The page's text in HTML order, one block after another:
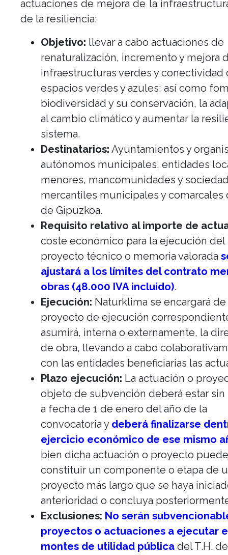
actuaciones de mejora de la
de la resiliencia:
Objetivo: llevar a cabo actuaciones de
renaturalización, incremento y mejora
infraestructuras verdes y conectividad
espacios verdes y azules; así como
biodiversidad y su conservación, la
al cambio climático y aumentar la
sistema.
Destinatarios: Ayuntamientos y
autónomos municipales, entidades
menores, mancomunidades y
mercantiles municipales y comarcales
de Gipuzkoa.
Requisito relativo al importe de
coste económico para la ejecución del
proyecto técnico o memoria valorada
ajustará a los límites del contrato
obras (48.000 IVA incluido).
Ejecución: Naturklima se encargará
proyecto de ejecución
asumirá, interna o externamente, la
de obra, llevando a cabo
con las entidades beneficiarias las
Plazo ejecución: La actuación o
objeto de subvención deberá estar sin
a fecha de 1 de enero del año de la
convocatoria y deberá finalizarse
ejercicio económico de ese mismo
bien dicha actuación o proyecto
constituir un componente o etapa de
proyecto más largo que se haya
anterioridad o concluya
Exclusiones: No serán
proyectos o actuaciones a ejecutar
montes de utilidad pública del T.H. de